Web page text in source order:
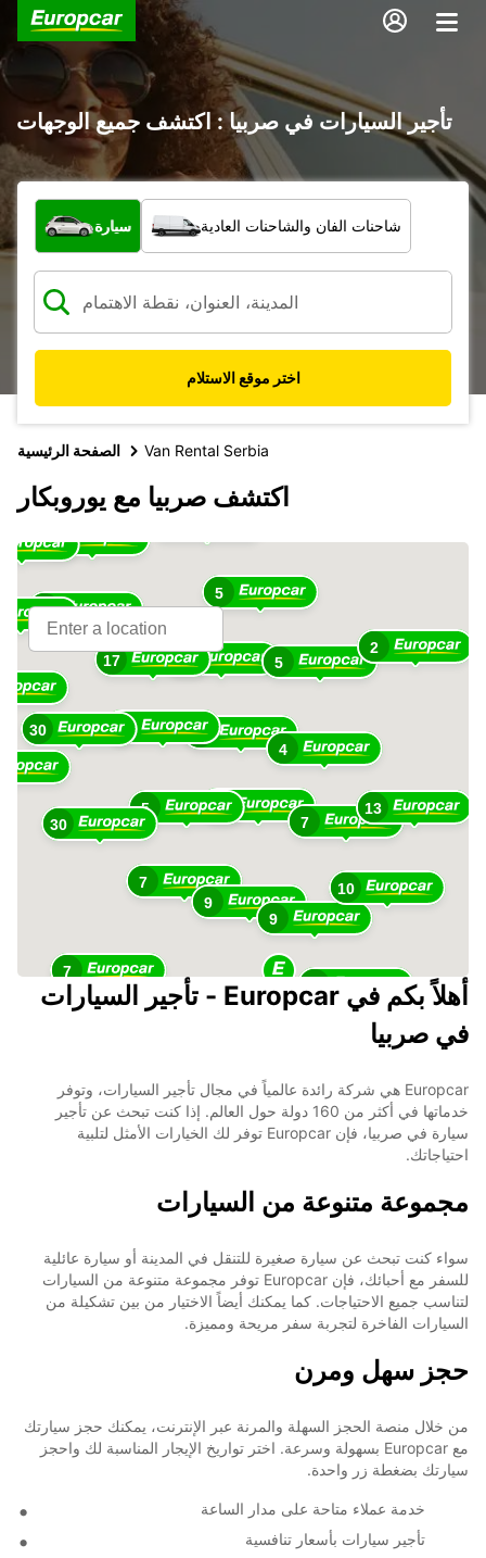
تأجير السيارات في صربيا : اكتشف جميع الوجهات
ما نوع المركبة؟
سيارة شاحنات الفان والشاحنات العادية
اختر موقع الاستلام
الصفحة الرئيسية Van Rental Serbia
اكتشف صربيا مع يوروبكار
26
16
5
4
8
13 5
7
17
7
9
5
30
30
13
9
2
10
11
11
7
أهلاً بكم في Europcar - تأجير السيارات
في صربيا
Europcar هي شركة رائدة عالمياً في مجال تأجير السيارات، وتوفر
خدماتها في أكثر من 160 دولة حول العالم. إذا كنت تبحث عن تأجير
سيارة في صربيا، فإن Europcar توفر لك الخيارات الأمثل لتلبية
احتياجاتك.
مجموعة متنوعة من السيارات
سواء كنت تبحث عن سيارة صغيرة للتنقل في المدينة أو سيارة عائلية
للسفر مع أحبائك، فإن Europcar توفر مجموعة متنوعة من السيارات
لتناسب جميع الاحتياجات. كما يمكنك أيضاً الاختيار من بين تشكيلة من
السيارات الفاخرة لتجربة سفر مريحة ومميزة.
حجز سهل ومرن
من خلال منصة الحجز السهلة والمرنة عبر الإنترنت، يمكنك حجز سيارتك
مع Europcar بسهولة وسرعة. اختر تواريخ الإيجار المناسبة لك واحجز
سيارتك بضغطة زر واحدة.
خدمة عملاء متاحة على مدار الساعة
تأجير سيارات بأسعار تنافسية